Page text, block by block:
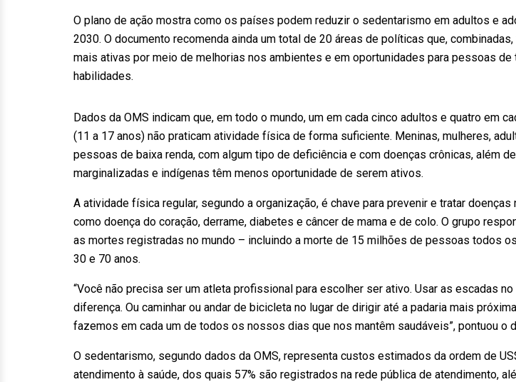
O plano de ação mostra como os países podem reduzir o sedentarismo em adultos e
2030. O documento recomenda ainda um total de 20 áreas de políticas que,
mais ativas por meio de melhorias nos ambientes e em oportunidades para pessoas
habilidades.
Dados da OMS indicam que, em todo o mundo, um em cada cinco adultos e quatro em
(11 a 17 anos) não praticam atividade física de forma suficiente. Meninas, mulheres,
pessoas de baixa renda, com algum tipo de deficiência e com doenças crônicas, além
marginalizadas e indígenas têm menos oportunidade de serem ativos.
A atividade física regular, segundo a organização, é chave para prevenir e tratar
como doença do coração, derrame, diabetes e câncer de mama e de colo. O grupo
as mortes registradas no mundo – incluindo a morte de 15 milhões de pessoas todos
30 e 70 anos.
“Você não precisa ser um atleta profissional para escolher ser ativo. Usar as escadas
diferença. Ou caminhar ou andar de bicicleta no lugar de dirigir até a padaria mais
fazemos em cada um de todos os nossos dias que nos mantêm saudáveis”, pontuou o
O sedentarismo, segundo dados da OMS, representa custos estimados da ordem de
atendimento à saúde, dos quais 57% são registrados na rede pública de atendimento,